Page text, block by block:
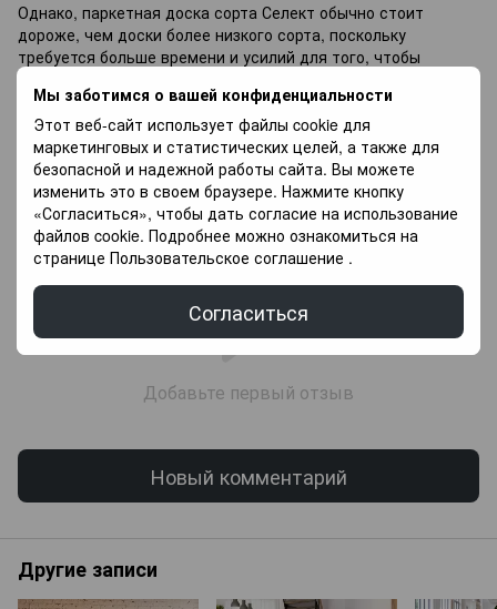
Мы заботимся о вашей конфиденциальности
Этот веб-сайт использует файлы cookie для
маркетинговых и статистических целей, а также для
безопасной и надежной работы сайта. Вы можете
изменить это в своем браузере. Нажмите кнопку
«Согласиться», чтобы дать согласие на использование
файлов cookie. Подробнее можно ознакомиться на
странице Пользовательское соглашение .
Согласиться
Однако, паркетная доска сорта Селект обычно стоит
дороже, чем доски более низкого сорта, поскольку
требуется больше времени и усилий для того, чтобы
Обсуждение
Добавьте первый отзыв
Новый комментарий
Другие записи